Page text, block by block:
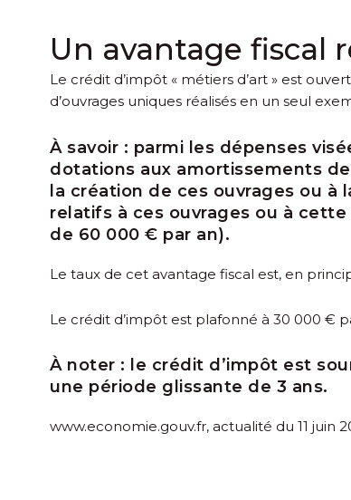
Un avantage fiscal
Le crédit d’impôt « métiers d’art » est
d’ouvrages uniques réalisés en un seul
À savoir : parmi les dépenses
dotations aux amortissements
la création de ces ouvrages ou
relatifs à ces ouvrages ou à
de 60 000 € par an).
Le taux de cet avantage fiscal est, en
Le crédit d’impôt est plafonné à 30 000 €
À noter : le crédit d’impôt est
une période glissante de 3 ans.
www.economie.gouv.fr, actualité du 11 juin